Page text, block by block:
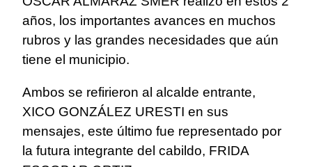
años, los importantes avances en muchos
rubros y las grandes necesidades que aún
tiene el municipio.
Ambos se refirieron al alcalde entrante,
XICO GONZÁLEZ URESTI en sus
mensajes, este último fue representado por
la futura integrante del cabildo, FRIDA